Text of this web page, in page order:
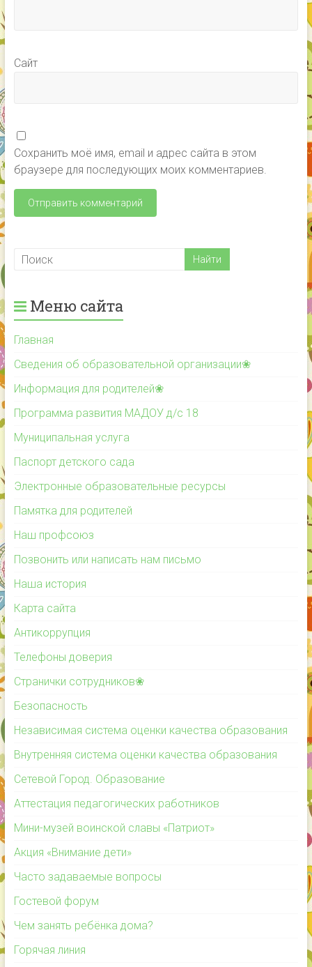
Сайт
Сохранить моё имя, email и адрес сайта в этом
браузере для последующих моих комментариев.
Меню сайта
Главная
Сведения об образовательной организации❀
Информация для родителей❀
Программа развития МАДОУ д/с 18
Муниципальная услуга
Паспорт детского сада
Электронные образовательные ресурсы
Памятка для родителей
Наш профсоюз
Позвонить или написать нам письмо
Наша история
Карта сайта
Антикоррупция
Телефоны доверия
Странички сотрудников❀
Безопасность
Независимая система оценки качества образования
Внутренняя система оценки качества образования
Сетевой Город. Образование
Аттестация педагогических работников
Мини-музей воинской славы «Патриот»
Акция «Внимание дети»
Часто задаваемые вопросы
Гостевой форум
Чем занять ребёнка дома?
Горячая линия